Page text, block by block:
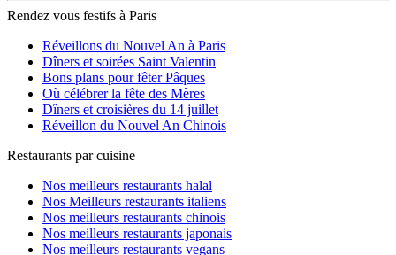
Rendez vous festifs à Paris
Réveillons du Nouvel An à Paris
Dîners et soirées Saint Valentin
Bons plans pour fêter Pâques
Où célébrer la fête des Mères
Dîners et croisières du 14 juillet
Réveillon du Nouvel An Chinois
Restaurants par cuisine
Nos meilleurs restaurants halal
Nos Meilleurs restaurants italiens
Nos meilleurs restaurants chinois
Nos meilleurs restaurants japonais
Nos meilleurs restaurants vegans